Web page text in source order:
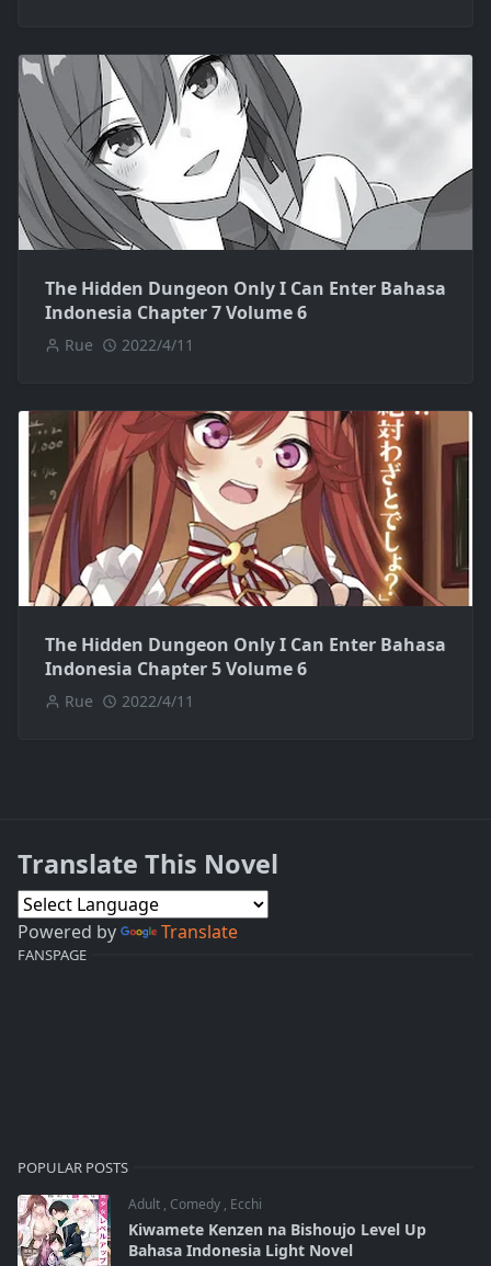
The Hidden Dungeon Only I Can Enter Bahasa
Indonesia Chapter 7 Volume 6
Rue 2022/4/11
The Hidden Dungeon Only I Can Enter Bahasa
Indonesia Chapter 5 Volume 6
Rue 2022/4/11
Translate This Novel
Powered by Translate
FANSPAGE
POPULAR POSTS
Adult , Comedy , Ecchi
Kiwamete Kenzen na Bishoujo Level Up
Bahasa Indonesia Light Novel